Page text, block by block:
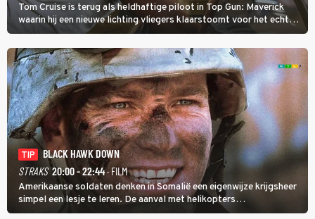
Tom Cruise is terug als heldhaftige piloot in Top Gun: Maverick
waarin hij een nieuwe lichting vliegers klaarstoomt voor het echte
werk.
TIP
BLACK HAWK DOWN
STRAKS 20:00 - 22:44· FILM
Amerikaanse soldaten denken in Somalië een eigenwijze krijgsheer
simpel een lesje te leren. De aanval met helikopters
verloopt in Black Hawk down dramatisch.